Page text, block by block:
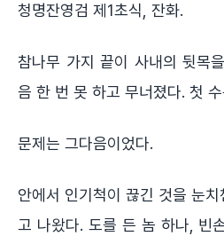
청명잔영검 제1초식, 잔화.
참나무 가지 끝이 사내의 뒷목
음 한 번 못 하고 무너졌다. 첫
문제는 그다음이었다.
안에서 인기척이 끊긴 것을 눈
고 나왔다. 도를 든 놈 하나, 빈